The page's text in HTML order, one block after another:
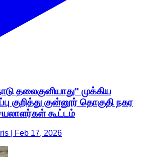
தலைகுனியாது" முக்கிய
குறித்து குன்னூர் தொகுதி நகர
கூட்டம்
| Feb 17, 2026